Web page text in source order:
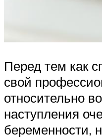
Перед тем как
свой
относительно
наступления
беременности,